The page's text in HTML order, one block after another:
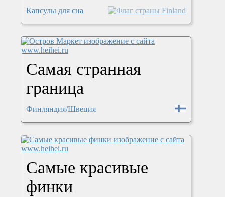
Капсулы для сна
Самая странная
граница
Финляндия/Швеция
Самые красивые
финки